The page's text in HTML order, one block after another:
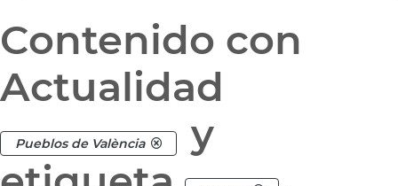
Contenido con
Actualidad
Pueblos de València
y